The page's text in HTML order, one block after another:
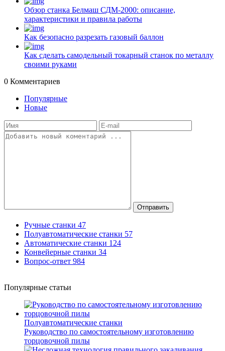
Обзор станка Белмаш СДМ-2000: описание,
характеристики и правила работы
Как безопасно разрезать газовый баллон
Как сделать самодельный токарный станок по металлу
своими руками
0 Комментариев
Популярные
Новые
Отправить
Ручные станки 47
Полуавтоматические станки 57
Автоматические станки 124
Конвейерные станки 34
Вопрос-ответ 984
Популярные статьи
Полуавтоматические станки
Руководство по самостоятельному изготовлению
торцовочной пилы